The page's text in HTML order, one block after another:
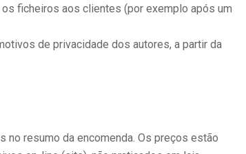
ficheiros aos clientes (por exemplo após um
de privacidade dos autores, a partir da
no resumo da encomenda. Os preços estão